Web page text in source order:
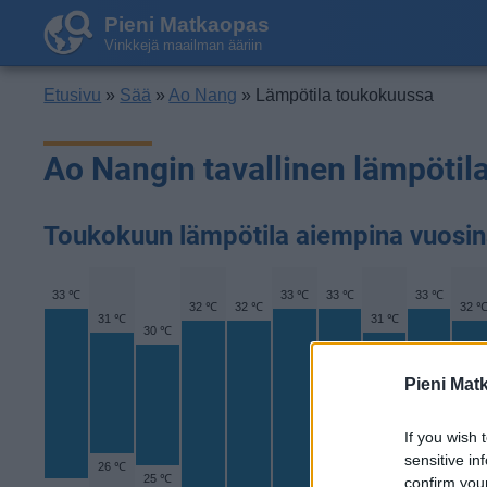
Pieni
If you wish
sensitive
confirm
Pieni Matkaopas
Vinkkejä maailman ääriin
Etusivu » Sää » Ao Nang » Lämpötila toukokuussa
Ao Nangin tavallinen
Toukokuun lämpötila aiempina
33 ℃
31 ℃
26 ℃
30 ℃
25 ℃
32 ℃ 32 ℃
33 ℃ 33 ℃
31 ℃
33 ℃
32 ℃